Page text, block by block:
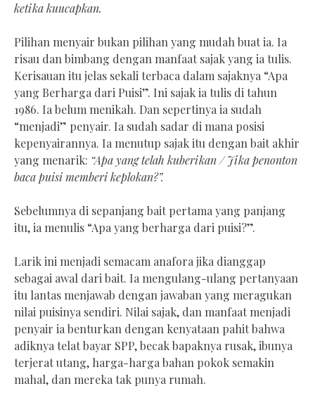
ketika kuucapkan.
Pilihan menyair bukan pilihan yang mudah buat ia. Ia
risau dan bimbang dengan manfaat sajak yang ia tulis.
Kerisauan itu jelas sekali terbaca dalam sajaknya “Apa
yang Berharga dari Puisi”. Ini sajak ia tulis di tahun
1986. Ia belum menikah. Dan sepertinya ia sudah
“menjadi” penyair. Ia sudah sadar di mana posisi
kepenyairannya. Ia menutup sajak itu dengan bait akhir
yang menarik: “Apa yang telah kuberikan / Jika penonton
baca puisi memberi keplokan?”.
Sebelumnya di sepanjang bait pertama yang panjang
itu, ia menulis “Apa yang berharga dari puisi?”.
Larik ini menjadi semacam anafora jika dianggap
sebagai awal dari bait. Ia mengulang-ulang pertanyaan
itu lantas menjawab dengan jawaban yang meragukan
nilai puisinya sendiri. Nilai sajak, dan manfaat menjadi
penyair ia benturkan dengan kenyataan pahit bahwa
adiknya telat bayar SPP, becak bapaknya rusak, ibunya
terjerat utang, harga-harga bahan pokok semakin
mahal, dan mereka tak punya rumah.